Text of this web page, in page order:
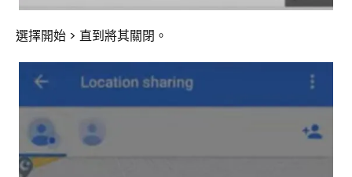
選擇開始 > 直到將其關閉。